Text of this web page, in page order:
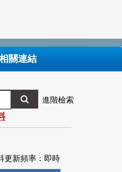
關連結
進階檢索
更新頻率：即時